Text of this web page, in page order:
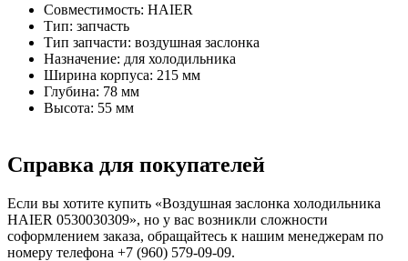
Совместимость: HAIER
Тип: запчасть
Тип запчасти: воздушная заслонка
Назначение: для холодильника
Ширина корпуса: 215 мм
Глубина: 78 мм
Высота: 55 мм
Справка для покупателей
Если вы хотите купить «Воздушная заслонка холодильника
HAIER 0530030309», но у вас возникли сложности
соформлением заказа, обращайтесь к нашим менеджерам по
номеру телефона +7 (960) 579-09-09.